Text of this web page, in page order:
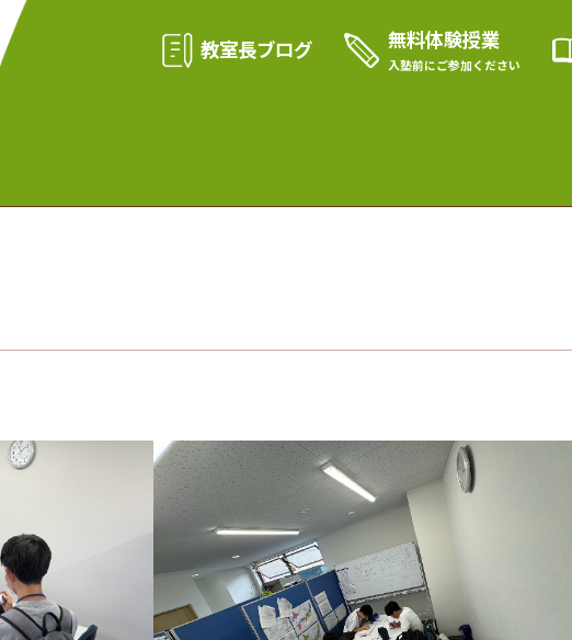
教室長ブログ 無料体験授業
入塾前にご参加ください